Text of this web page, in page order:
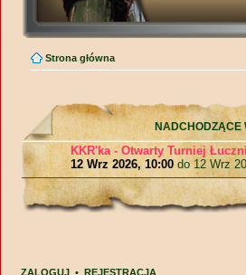
Strona główna
NADCHODZĄCE
KKR'ka - Otwarty Turniej
12 Wrz 2026, 10:00 do 12 Wrz
ZALOGUJ •REJESTRACJA